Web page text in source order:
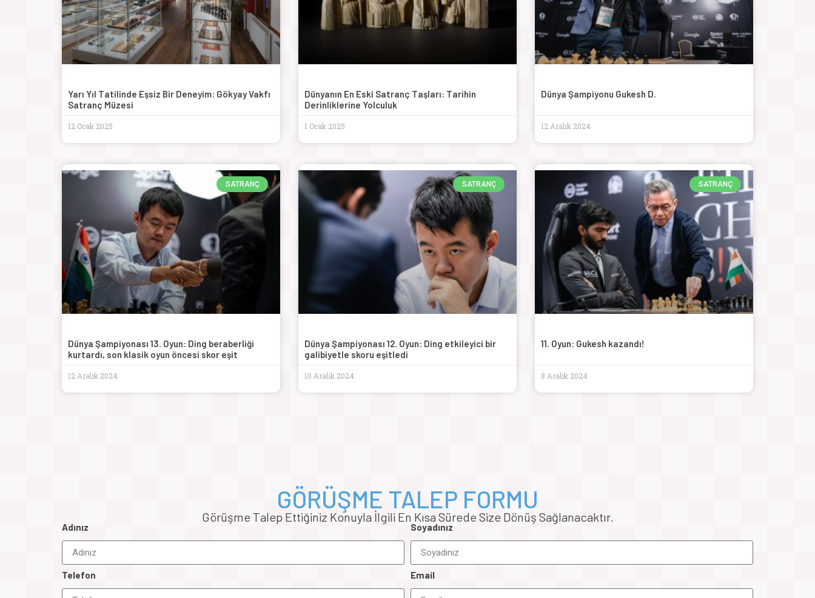
Yarı Yıl Tatilinde Eşsiz Bir Deneyim: Gökyay Vakfı
Satranç Müzesi
12 Ocak 2025
Dünyanın En Eski Satranç Taşları: Tarihin
Derinliklerine Yolculuk
1 Ocak 2025
Dünya Şampiyonu Gukesh D.
12 Aralık 2024
SATRANÇ
Dünya Şampiyonası 13. Oyun: Ding beraberliği
kurtardı, son klasik oyun öncesi skor eşit
12 Aralık 2024
SATRANÇ
Dünya Şampiyonası 12. Oyun: Ding etkileyici bir
galibiyetle skoru eşitledi
10 Aralık 2024
SATRANÇ
11. Oyun: Gukesh kazandı!
8 Aralık 2024
GÖRÜŞME TALEP FORMU
Görüşme Talep Ettiğiniz Konuyla İlgili En Kısa Sürede Size Dönüş Sağlanacaktır.
Adınız Soyadınız
Telefon Email